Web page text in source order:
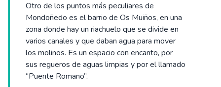
Otro de los puntos más peculiares de
Mondoñedo es el barrio de Os Muiños, en una
zona donde hay un riachuelo que se divide en
varios canales y que daban agua para mover
los molinos. Es un espacio con encanto, por
sus regueros de aguas limpias y por el llamado
“Puente Romano”.